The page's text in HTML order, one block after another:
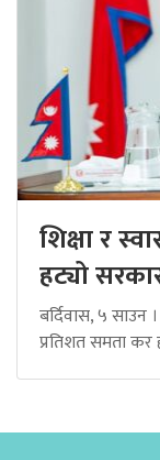
शिक्षा र
हट्यो
बर्दिवास, ५ साउन
प्रतिशत समता कर